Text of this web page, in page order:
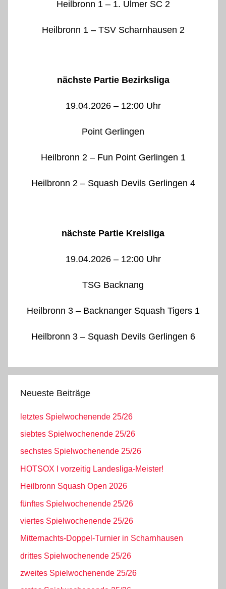
Heilbronn 1 – 1. Ulmer SC 2
Heilbronn 1 – TSV Scharnhausen 2
nächste Partie Bezirksliga
19.04.2026 – 12:00 Uhr
Point Gerlingen
Heilbronn 2 – Fun Point Gerlingen 1
Heilbronn 2 – Squash Devils Gerlingen 4
nächste Partie Kreisliga
19.04.2026 – 12:00 Uhr
TSG Backnang
Heilbronn 3 – Backnanger Squash Tigers 1
Heilbronn 3 – Squash Devils Gerlingen 6
Neueste Beiträge
letztes Spielwochenende 25/26
siebtes Spielwochenende 25/26
sechstes Spielwochenende 25/26
HOTSOX I vorzeitig Landesliga-Meister!
Heilbronn Squash Open 2026
fünftes Spielwochenende 25/26
viertes Spielwochenende 25/26
Mitternachts-Doppel-Turnier in Scharnhausen
drittes Spielwochenende 25/26
zweites Spielwochenende 25/26